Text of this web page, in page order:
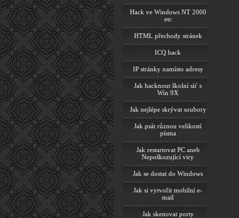
Hack ve Windows NT 2000
etc
HTML přechody stránek
ICQ hack
IP stránky namísto adresy
Jak hacknout školní síť s
Win 9X
Jak nejlépe skrývat soubory
Jak psát různou velikostí
písma
Jak restartovat PC aneb
Nepoškozující viry
Jak se dostat do Windows
Jak si vytvořit mobilní e-
mail
Jak skenovat porty